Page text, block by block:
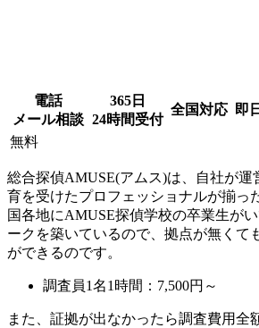
電話
メール相談
365日
24時間受付
全国対応 即
無料
総合探偵AMUSE(アムス)は、自社が運
育を受けたプロフェッショナルが揃っ
国各地にAMUSE探偵学校の卒業生が
ークを築いているので、拠点が無くて
ができるのです。
調査員1名1時間： 7,500円～
また、 証拠が出なかったら調査費用全